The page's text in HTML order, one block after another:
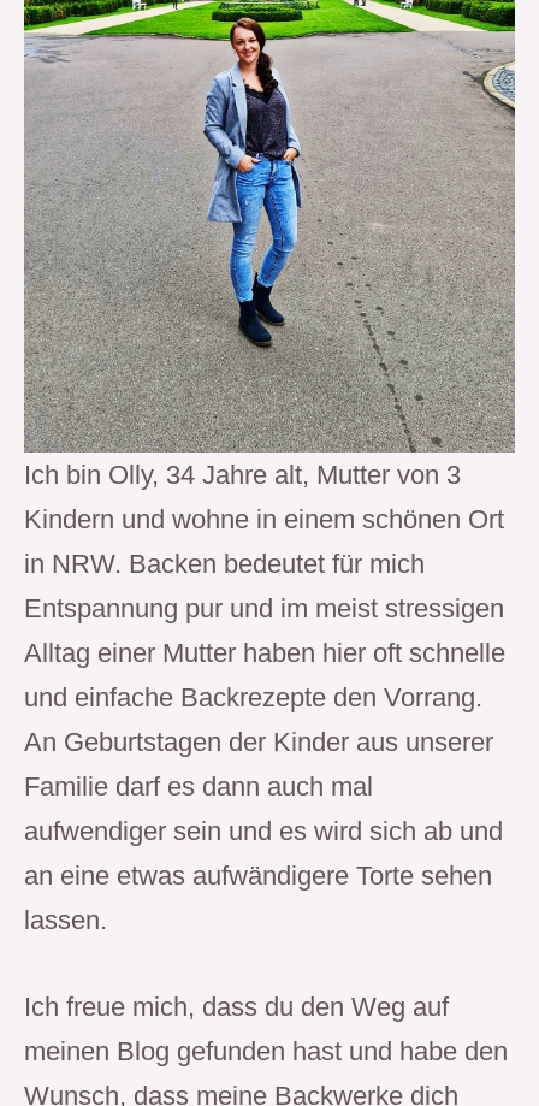
Ich bin Olly, 34 Jahre alt, Mutter von 3
Kindern und wohne in einem schönen Ort
in NRW. Backen bedeutet für mich
Entspannung pur und im meist stressigen
Alltag einer Mutter haben hier oft schnelle
und einfache Backrezepte den Vorrang.
An Geburtstagen der Kinder aus unserer
Familie darf es dann auch mal
aufwendiger sein und es wird sich ab und
an eine etwas aufwändigere Torte sehen
lassen.
Ich freue mich, dass du den Weg auf
meinen Blog gefunden hast und habe den
Wunsch, dass meine Backwerke dich